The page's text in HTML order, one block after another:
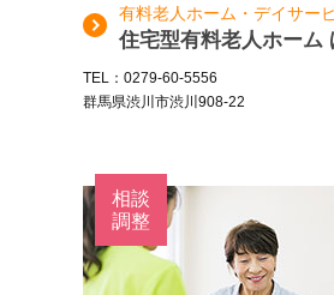
有料老人ホーム・デイサー
住宅型有料老人ホーム
TEL：0279-60-5556
群馬県渋川市渋川908-22
相談
調整